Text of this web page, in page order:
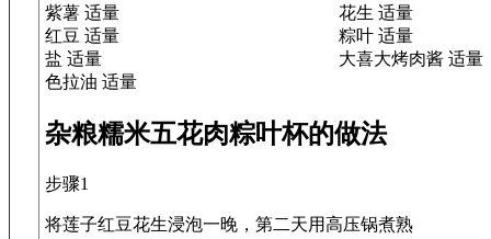
紫薯 适量
花生 适量
红豆 适量
粽叶 适量
盐 适量
大喜大烤肉酱 适量
色拉油 适量
杂粮糯米五花肉粽叶杯的做法
步骤1
将莲子红豆花生浸泡一晚，第二天用高压锅煮熟